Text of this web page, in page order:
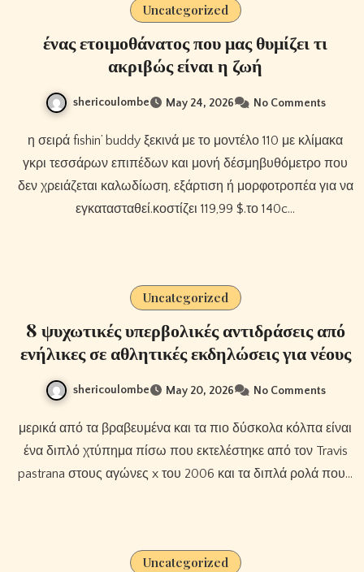
Uncategorized
ένας ετοιμοθάνατος που μας θυμίζει τι
ακριβώς είναι η ζωή
shericoulombe May 24, 2026 No Comments
η σειρά fishin’ buddy ξεκινά με το μοντέλο 110 με κλίμακα
γκρι τεσσάρων επιπέδων και μονή δέσμηβυθόμετρο που
δεν χρειάζεται καλωδίωση, εξάρτιση ή μορφοτροπέα για να
εγκατασταθεί.κοστίζει 119,99 $.το 140c…
Uncategorized
8 ψυχωτικές υπερβολικές αντιδράσεις από
ενήλικες σε αθλητικές εκδηλώσεις για νέους
shericoulombe May 20, 2026 No Comments
μερικά από τα βραβευμένα και τα πιο δύσκολα κόλπα είναι
ένα διπλό χτύπημα πίσω που εκτελέστηκε από τον Travis
pastrana στους αγώνες x του 2006 και τα διπλά ρολά που…
Uncategorized